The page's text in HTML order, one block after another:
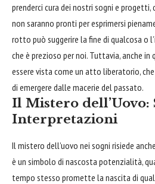
prenderci cura dei nostri sogni e
non saranno pronti per esprimersi
rotto può suggerire la fine di qualcosa o
che è prezioso per noi. Tuttavia, anche
essere vista come un atto liberatorio,
di emergere dalle macerie del passato.
Il Mistero dell’Uovo:
Interpretazioni
Il mistero dell’uovo nei sogni risiede
è un simbolo di nascosta potenzialità,
tempo stesso promette la nascita di